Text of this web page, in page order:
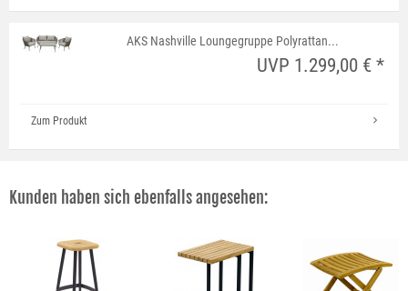
AKS Nashville Loungegruppe Polyrattan...
UVP 1.299,00 € *
Zum Produkt
Kunden haben sich ebenfalls angesehen: